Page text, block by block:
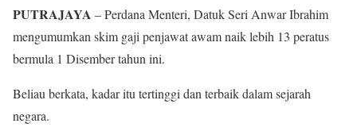
PUTRAJAYA – Perdana Menteri, Datuk Seri Anwar Ibrahim
mengumumkan skim gaji penjawat awam naik lebih 13 peratus
bermula 1 Disember tahun ini.
Beliau berkata, kadar itu tertinggi dan terbaik dalam sejarah
negara.